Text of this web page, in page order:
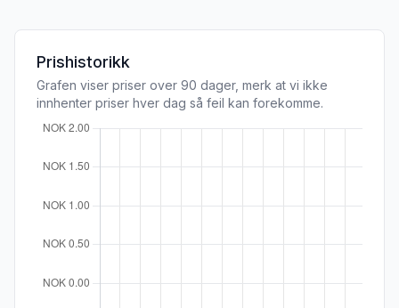
Prishistorikk
Grafen viser priser over 90 dager, merk at vi ikke
innhenter priser hver dag så feil kan forekomme.